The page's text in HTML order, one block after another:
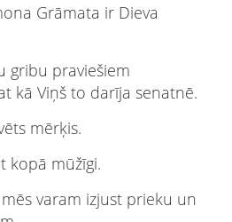
Grāmata ir Dieva
gribu praviešiem
kā Viņš to darīja senatnē.
mērķis.
kopā mūžīgi.
varam izjust prieku un